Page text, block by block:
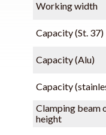
Working width
Capacity (St. 37)
Capacity (Alu)
Capacity
Clamping beam
height